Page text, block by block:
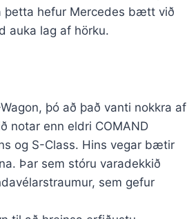
þetta hefur Mercedes bætt við
auka lag af hörku.
þó að það vanti nokkra af
notar enn eldri COMAND
og S-Class. Hins vegar bætir
Þar sem stóru varadekkið
sem gefur